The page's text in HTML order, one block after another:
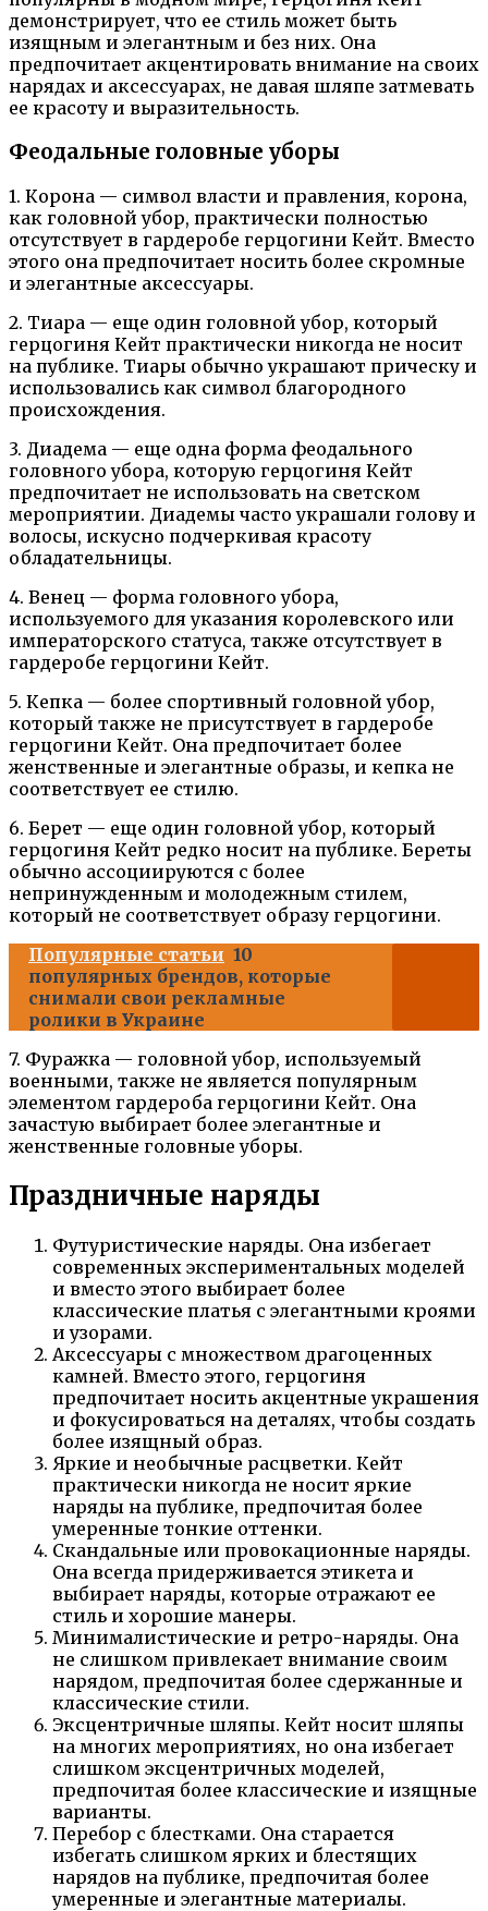
демонстрирует, что ее стиль может быть
изящным и элегантным и без них. Она
предпочитает акцентировать внимание на своих
нарядах и аксессуарах, не давая шляпе затмевать
ее красоту и выразительность.
Феодальные головные уборы
1. Корона — символ власти и правления, корона,
как головной убор, практически полностью
отсутствует в гардеробе герцогини Кейт. Вместо
этого она предпочитает носить более скромные
и элегантные аксессуары.
2. Тиара — еще один головной убор, который
герцогиня Кейт практически никогда не носит
на публике. Тиары обычно украшают прическу и
использовались как символ благородного
происхождения.
3. Диадема — еще одна форма феодального
головного убора, которую герцогиня Кейт
предпочитает не использовать на светском
мероприятии. Диадемы часто украшали голову и
волосы, искусно подчеркивая красоту
обладательницы.
4. Венец — форма головного убора,
используемого для указания королевского или
императорского статуса, также отсутствует в
гардеробе герцогини Кейт.
5. Кепка — более спортивный головной убор,
который также не присутствует в гардеробе
герцогини Кейт. Она предпочитает более
женственные и элегантные образы, и кепка не
соответствует ее стилю.
6. Берет — еще один головной убор, который
герцогиня Кейт редко носит на публике. Береты
обычно ассоциируются с более
непринужденным и молодежным стилем,
который не соответствует образу герцогини.
Популярные статьи 10
популярных брендов, которые
снимали свои рекламные
ролики в Украине
7. Фуражка — головной убор, используемый
военными, также не является популярным
элементом гардероба герцогини Кейт. Она
зачастую выбирает более элегантные и
женственные головные уборы.
Праздничные наряды
Футуристические наряды. Она избегает
современных экспериментальных моделей
и вместо этого выбирает более
классические платья с элегантными кроями
и узорами.
Аксессуары с множеством драгоценных
камней. Вместо этого, герцогиня
предпочитает носить акцентные украшения
и фокусироваться на деталях, чтобы создать
более изящный образ.
Яркие и необычные расцветки. Кейт
практически никогда не носит яркие
наряды на публике, предпочитая более
умеренные тонкие оттенки.
Скандальные или провокационные наряды.
Она всегда придерживается этикета и
выбирает наряды, которые отражают ее
стиль и хорошие манеры.
Минималистические и ретро-наряды. Она
не слишком привлекает внимание своим
нарядом, предпочитая более сдержанные и
классические стили.
Эксцентричные шляпы. Кейт носит шляпы
на многих мероприятиях, но она избегает
слишком эксцентричных моделей,
предпочитая более классические и изящные
варианты.
Перебор с блестками. Она старается
избегать слишком ярких и блестящих
нарядов на публике, предпочитая более
умеренные и элегантные материалы.